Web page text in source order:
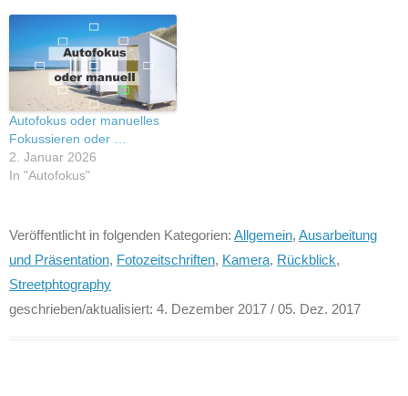
Autofokus oder manuelles
Fokussieren oder …
2. Januar 2026
In "Autofokus"
Veröffentlicht in folgenden Kategorien: Allgemein, Ausarbeitung
und Präsentation, Fotozeitschriften, Kamera, Rückblick,
Streetphtography
geschrieben/aktualisiert: 4. Dezember 2017 / 05. Dez. 2017